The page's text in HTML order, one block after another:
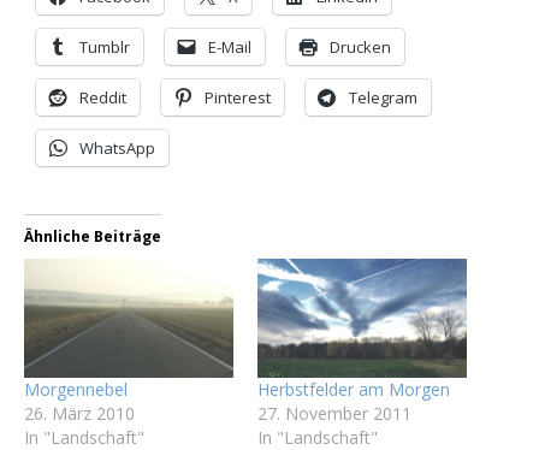
Tumblr E-Mail Drucken
Reddit Pinterest Telegram
WhatsApp
Ähnliche Beiträge
Morgennebel
26. März 2010
In "Landschaft"
Herbstfelder am Morgen
27. November 2011
In "Landschaft"